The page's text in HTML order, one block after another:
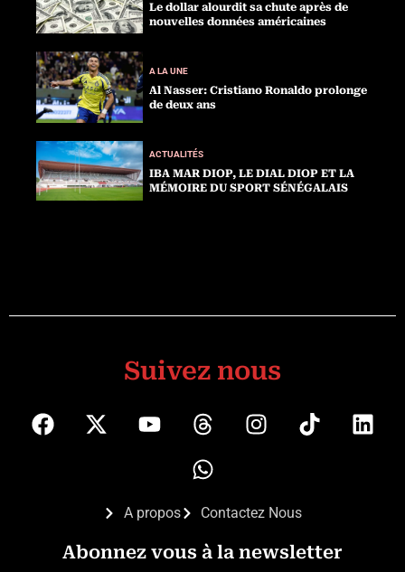
Le dollar alourdit sa chute après de
nouvelles données américaines
A LA UNE
Al Nasser: Cristiano Ronaldo prolonge
de deux ans
ACTUALITÉS
IBA MAR DIOP, LE DIAL DIOP ET LA
MÉMOIRE DU SPORT SÉNÉGALAIS
Suivez nous
A propos Contactez Nous
Abonnez vous à la newsletter